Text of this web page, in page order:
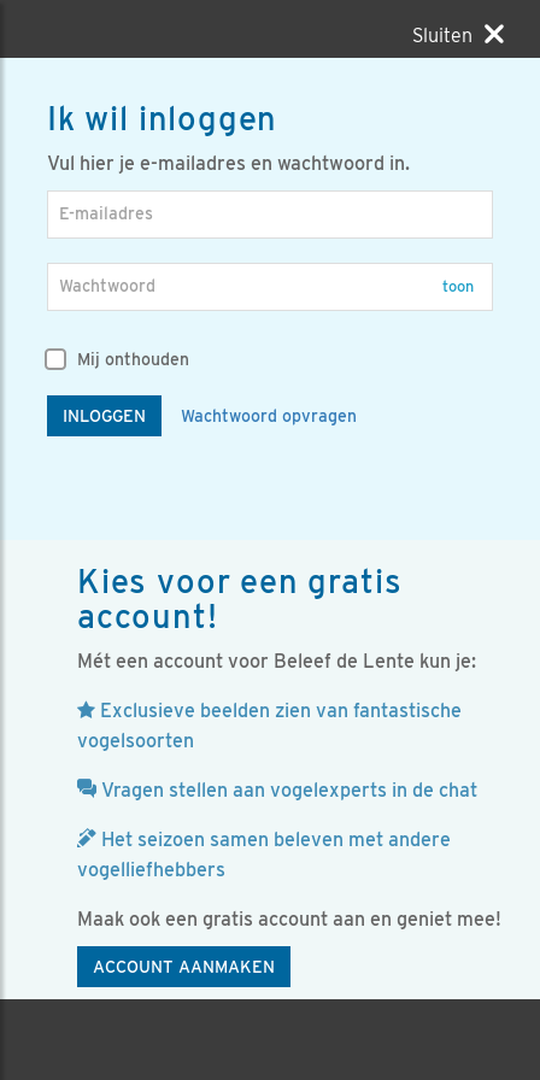
Sluiten
Ik wil inloggen
Vul hier je e-mailadres en wachtwoord in.
E-mailadres
Wachtwoord toon
Mij onthouden
INLOGGEN Wachtwoord opvragen
Kies voor een gratis
account!
Mét een account voor Beleef de Lente kun je:
Exclusieve beelden zien van fantastische
vogelsoorten
Vragen stellen aan vogelexperts in de chat
Het seizoen samen beleven met andere
vogelliefhebbers
Maak ook een gratis account aan en geniet mee!
ACCOUNT AANMAKEN